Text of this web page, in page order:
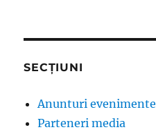
SECȚIUNI
Anunturi evenimente
Parteneri media